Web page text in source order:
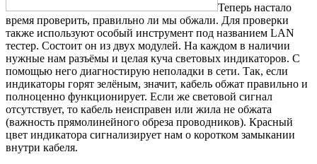
Теперь настало
время проверить, правильно ли мы обжали. Для проверки
также используют особый инструмент под названием LAN
тестер. Состоит он из двух модулей. На каждом в наличии
нужные нам разъёмы и целая куча световых индикаторов. С
помощью него диагностирую неполадки в сети. Так, если
индикаторы горят зелёным, значит, кабель обжат правильно и
полноценно функционирует. Если же световой сигнал
отсутствует, то кабель неисправен или жила не обжата
(важность прямолинейного обреза проводников). Красный
цвет индикатора сигнализирует нам о коротком замыкании
внутри кабеля.